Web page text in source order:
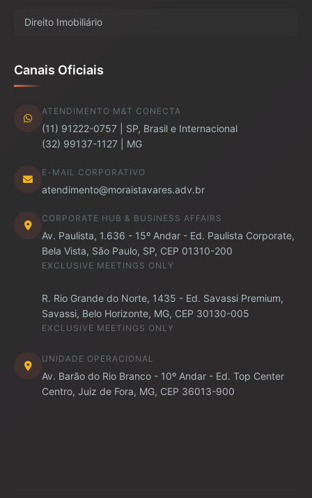
Direito Imobiliário
Canais Oficiais
ATENDIMENTO M&T CONECTA
(11) 91222-0757 | SP, Brasil e Internacional
(32) 99137-1127 | MG
E-MAIL CORPORATIVO
atendimento@moraistavares.adv.br
CORPORATE HUB & BUSINESS AFFAIRS
Av. Paulista, 1.636 - 15º Andar - Ed. Paulista Corporate,
Bela Vista, São Paulo, SP, CEP 01310-200
EXCLUSIVE MEETINGS ONLY
R. Rio Grande do Norte, 1435 - Ed. Savassi Premium,
Savassi, Belo Horizonte, MG, CEP 30130-005
EXCLUSIVE MEETINGS ONLY
UNIDADE OPERACIONAL
Av. Barão do Rio Branco - 10º Andar - Ed. Top Center
Centro, Juiz de Fora, MG, CEP 36013-900